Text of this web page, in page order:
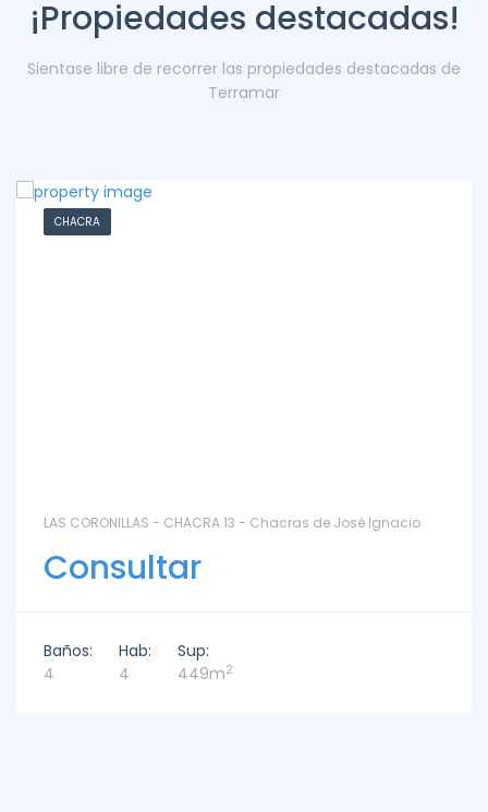
¡Propiedades destacadas!
Sientase libre de recorrer las propiedades destacadas de
Terramar
CHACRA
LAS CORONILLAS - CHACRA 13 - Chacras de José Ignacio
Consultar
Baños:
4
Hab:
4
Sup:
449m2